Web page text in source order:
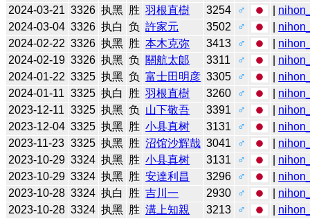
2024-03-21 3326 执黑 胜 羽根直樹 3254 ♂
2024-03-04 3326 执白 负 許家元 3502 ♂
2024-02-22 3326 执黑 胜 本木克弥 3413 ♂
2024-02-19 3326 执黑 负 關航太郞 3311 ♂
2024-01-22 3325 执黑 负 富士田明彦 3305 ♂
2024-01-11 3325 执白 胜 羽根直樹 3260 ♂
2023-12-11 3325 执黑 负 山下敬吾 3391 ♂
2023-12-04 3325 执黑 胜 小县真树 3131 ♂
2023-11-23 3325 执黑 胜 沼馆沙辉哉 3041 ♂
2023-10-29 3324 执黑 胜 小县真树 3131 ♂
2023-10-29 3324 执黑 胜 安達利昌 3296 ♂
2023-10-28 3324 执白 胜 吉川一 2930 ♂
2023-10-28 3324 执黑 胜 溝上知親 3213 ♂